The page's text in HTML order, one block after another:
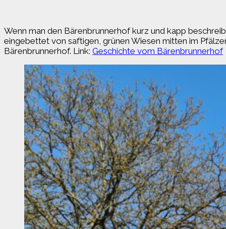
Wenn man den Bärenbrunnerhof kurz und kapp
eingebettet von saftigen, grünen Wiesen mitten im
Bärenbrunnerhof. Link: Geschichte vom Bärenbrunnerhof